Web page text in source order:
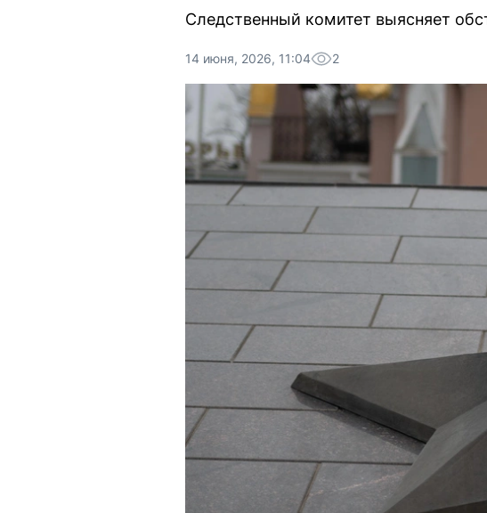
Следственный комитет выясняет
14 июня, 2026, 11:04 2